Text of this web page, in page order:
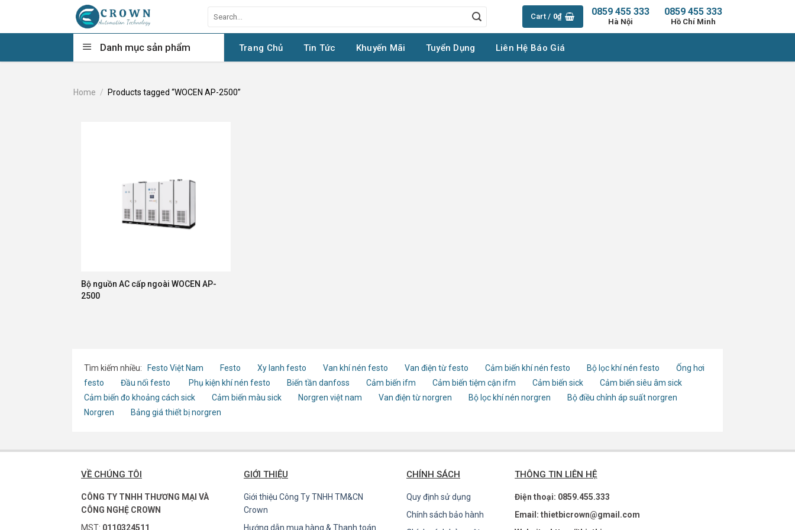
content
for:
Cart / 0₫ 0859 455 333
Hồ Chí Minh
0859 455 333
Hà Nội
Danh mục sản phẩm Trang Chủ Tin Tức Khuyến Mãi Tuyển Dụng Liên Hệ Báo Giá
Home / Products tagged “WOCEN AP-2500”
Bộ nguồn AC cấp ngoài WOCEN AP-
2500
Tìm kiếm nhiều: Festo Việt Nam Festo Xy lanh festo Van khí nén festo Van điện từ festo Cảm biến khí nén festo Bộ lọc khí nén festo
Ống hơi
festo
Đầu nối festo Phụ kiện khí nén festo Biến tần danfoss Cảm biến ifm Cảm biến tiệm cận ifm Cảm biến sick
Cảm biến siêu âm sick
Cảm biến đo khoảng cách sick
Cảm biến màu sick Norgren việt nam Van điện từ norgren Bộ lọc khí nén norgren
Bộ điều chỉnh áp suất norgren
Norgren
Bảng giá thiết bị norgren
VỀ CHÚNG TÔI
CÔNG TY TNHH THƯƠNG MẠI VÀ
CÔNG NGHỆ CROWN
MST: 0110324511
GIỚI THIỆU
Giới thiệu Công Ty TNHH TM&CN
Crown
Hướng dẫn mua hàng & Thanh toán
CHÍNH SÁCH
Quy định sử dụng
Chính sách bảo hành
THÔNG TIN LIÊN HỆ
Điện thoại: 0859.455.333
Email: thietbicrown@gmail.com